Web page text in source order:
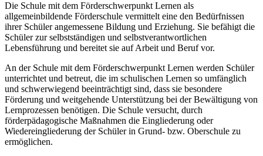
Die Schule mit dem Förderschwerpunkt Lernen als
allgemeinbildende Förderschule vermittelt eine den Bedürfnissen
ihrer Schüler angemessene Bildung und Erziehung. Sie befähigt die
Schüler zur selbstständigen und selbstverantwortlichen
Lebensführung und bereitet sie auf Arbeit und Beruf vor.
An der Schule mit dem Förderschwerpunkt Lernen werden Schüler
unterrichtet und betreut, die im schulischen Lernen so umfänglich
und schwerwiegend beeinträchtigt sind, dass sie besondere
Förderung und weitgehende Unterstützung bei der Bewältigung von
Lernprozessen benötigen. Die Schule versucht, durch
förderpädagogische Maßnahmen die Eingliederung oder
Wiedereingliederung der Schüler in Grund- bzw. Oberschule zu
ermöglichen.